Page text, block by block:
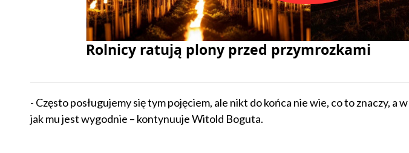
Rolnicy ratują plony przed przymrozkami
- Często posługujemy się tym pojęciem, ale nikt do końca nie wie, co to znaczy,
jak mu jest wygodnie – kontynuuje Witold Boguta.